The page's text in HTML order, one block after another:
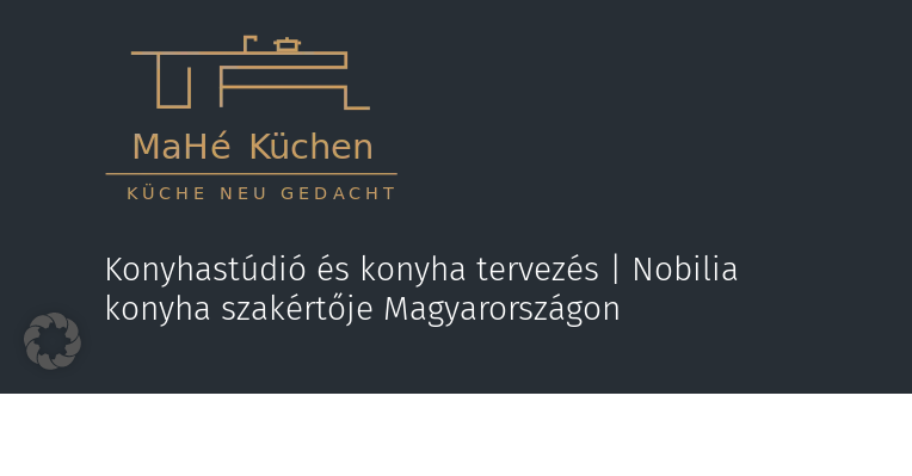
Konyhastúdió és konyha tervezés | Nobilia
konyha szakértője Magyarországon